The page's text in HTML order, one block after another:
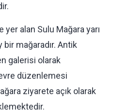
alan Sulu Mağara yarı
bir mağaradır. Antik
galerisi olarak
düzenlemesi
ziyarete açık olarak